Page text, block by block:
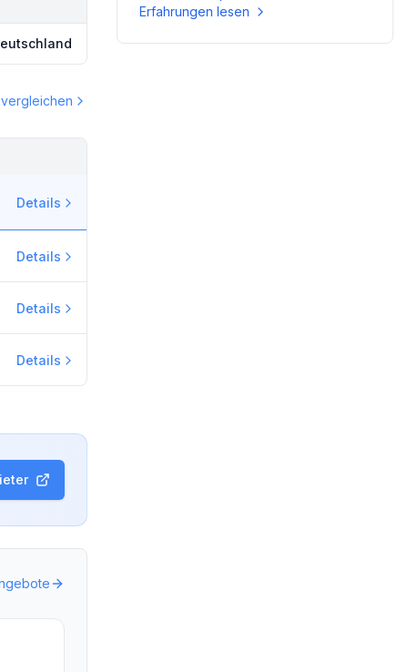
Details
Details
Details
Details
Erfahrungen lesen